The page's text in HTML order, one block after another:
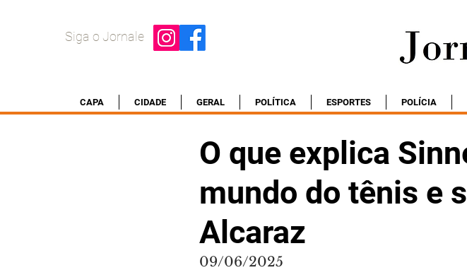
Siga o Jornale
CAPA CIDADE GERAL POLÍTICA ESPORTES POLÍCIA
O que explica
mundo do tênis e
Alcaraz
09/06/2025